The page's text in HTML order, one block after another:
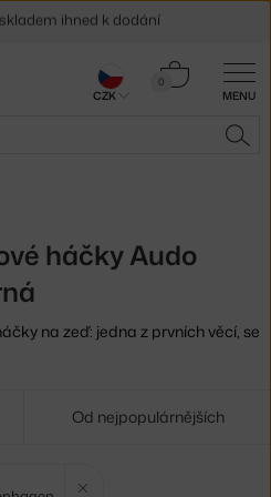
MENU
0
Košík
háčky Audo
na zeď: jedna z prvních věcí, se
Od nejpopulárnějších
vrácení zbožíCZK